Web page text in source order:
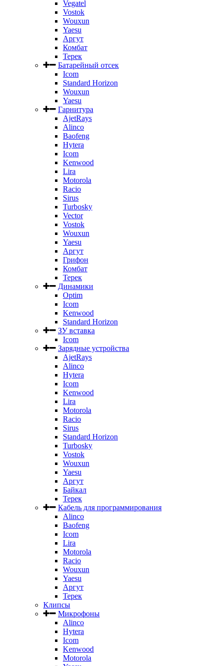
Vegatel
Vostok
Wouxun
Yaesu
Аргут
Комбат
Терек
Батарейный отсек
Icom
Standard Horizon
Wouxun
Yaesu
Гарнитура
AjetRays
Alinco
Baofeng
Hytera
Icom
Kenwood
Lira
Motorola
Racio
Sirus
Turbosky
Vector
Vostok
Wouxun
Yaesu
Аргут
Грифон
Комбат
Терек
Динамики
Optim
Icom
Kenwood
Standard Horizon
ЗУ вставка
Icom
Зарядные устройства
AjetRays
Alinco
Hytera
Icom
Kenwood
Lira
Motorola
Racio
Sirus
Standard Horizon
Turbosky
Vostok
Wouxun
Yaesu
Аргут
Байкал
Терек
Кабель для программирования
Alinco
Baofeng
Icom
Lira
Motorola
Racio
Wouxun
Yaesu
Аргут
Терек
Клипсы
Микрофоны
Alinco
Hytera
Icom
Kenwood
Motorola